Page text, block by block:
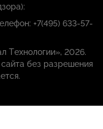
+7(495) 633-57-
Технологии», 2026.
без разрешения